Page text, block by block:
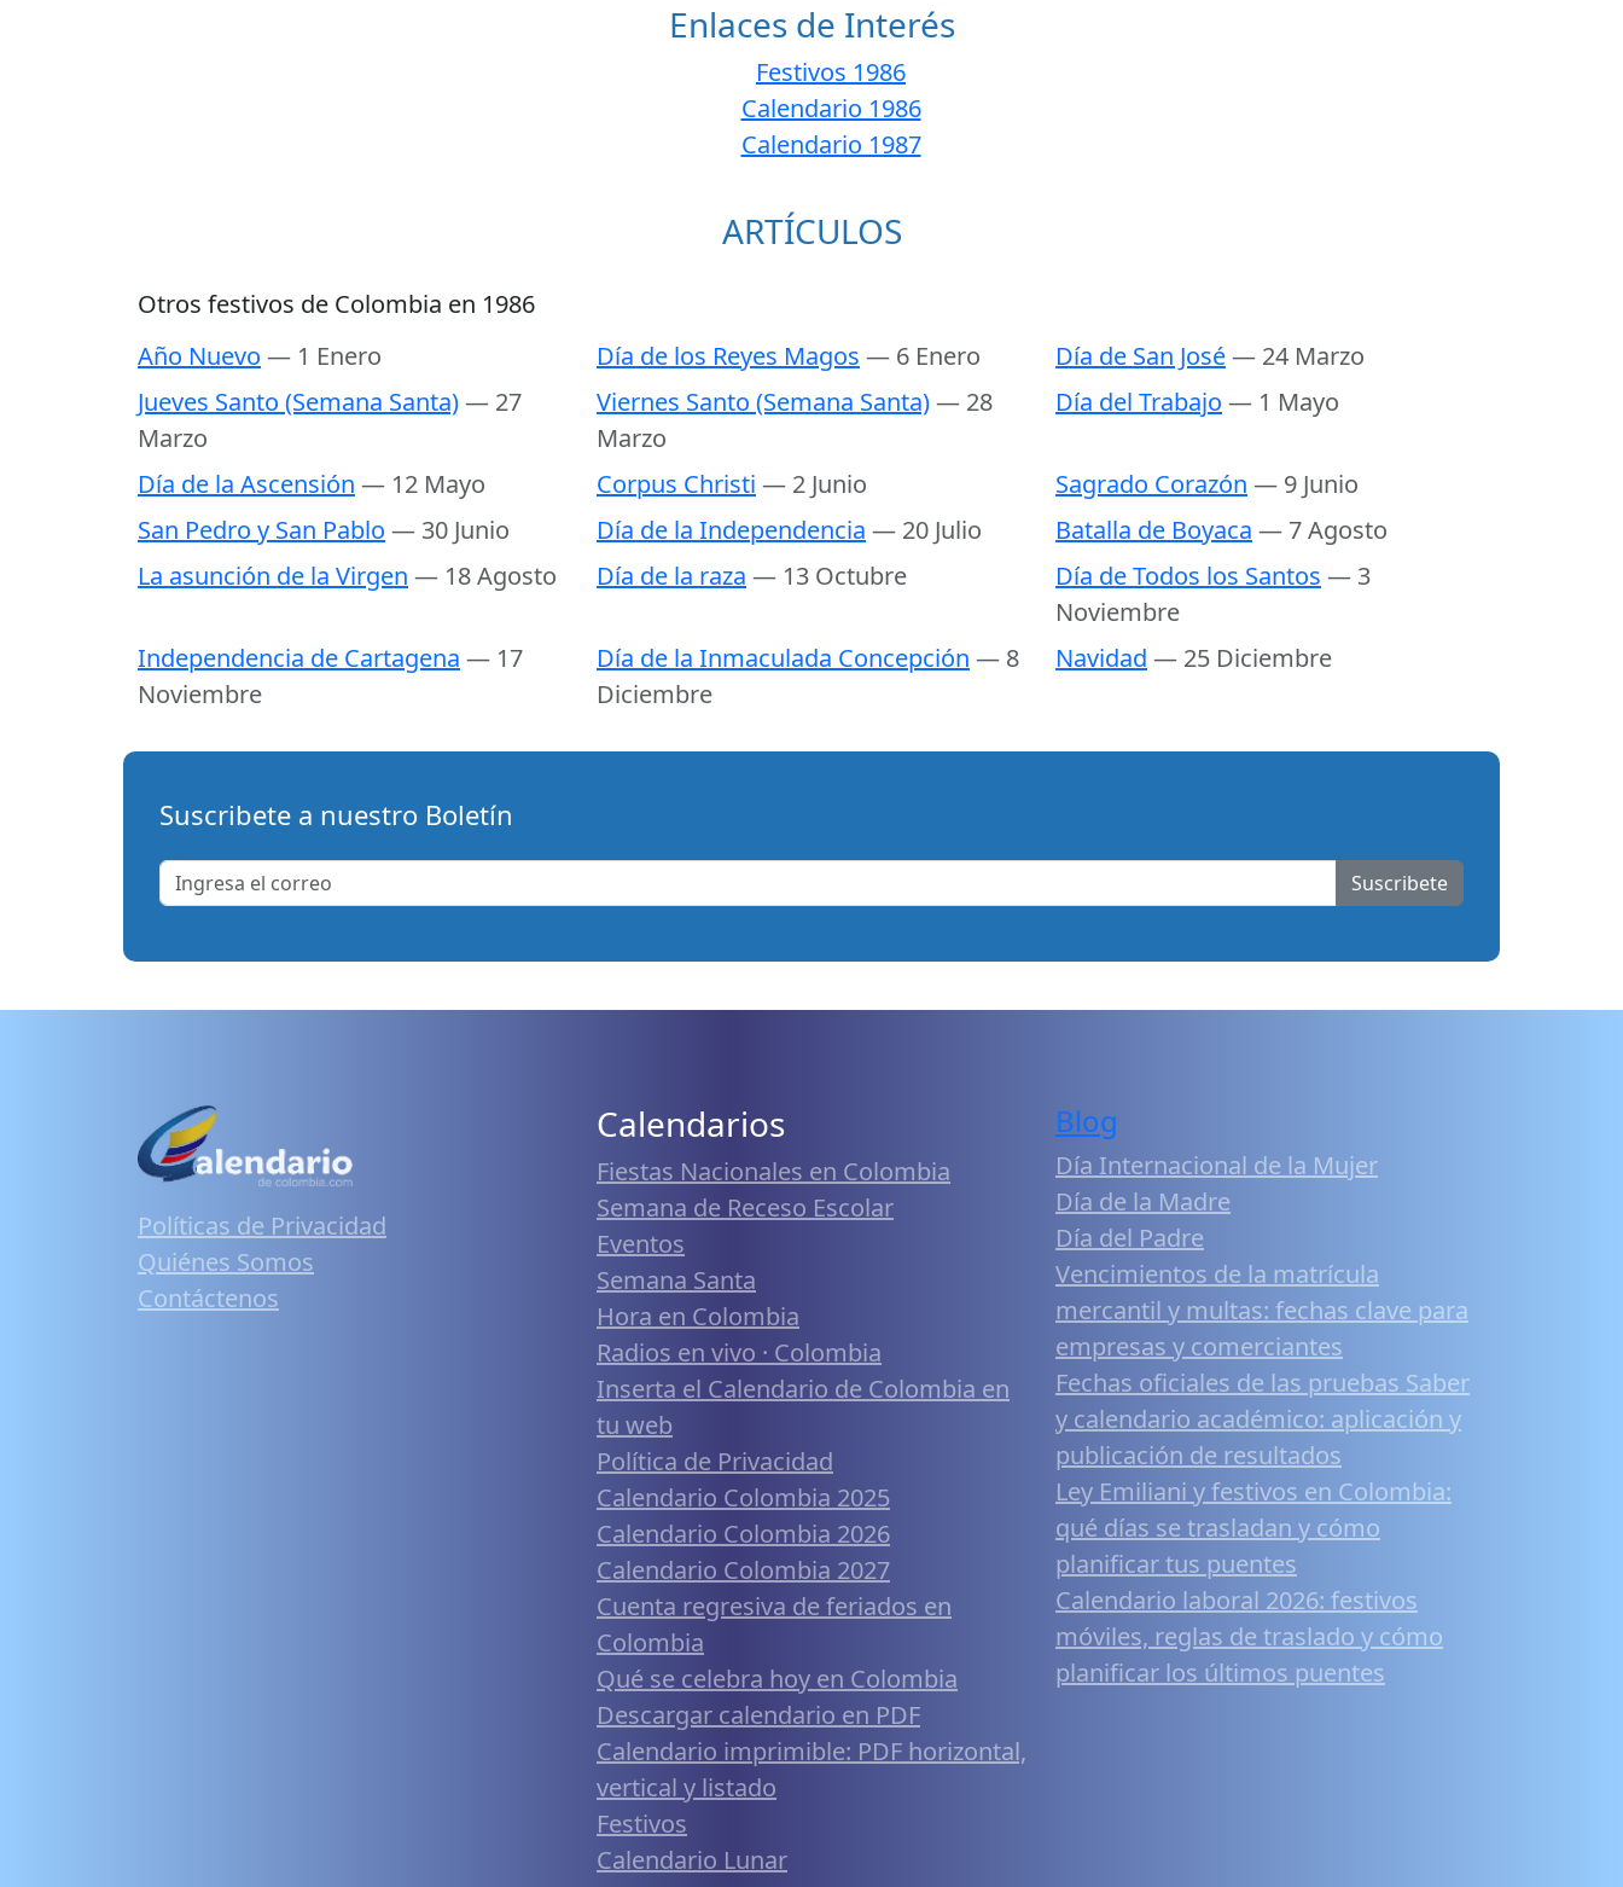
Enlaces de Interés
Festivos 1986
Calendario 1986
Calendario 1987
ARTÍCULOS
Otros festivos de Colombia en 1986
Año Nuevo — 1 Enero Día de los Reyes Magos — 6 Enero Día de San José— 24 Marzo
Jueves Santo (Semana Santa)— 27
Marzo
Viernes Santo (Semana Santa)— 28
Marzo
Día del Trabajo — 1 Mayo
Día de la Ascensión — 12 Mayo Corpus Christi — 2 Junio Sagrado Corazón — 9 Junio
San Pedro y San Pablo — 30 Junio Día de la Independencia — 20 Julio Batalla de Boyaca — 7 Agosto
La asunción de la Virgen — 18 Agosto Día de la raza — 13 Octubre Día de Todos los Santos — 3
Noviembre
Independencia de Cartagena — 17
Noviembre
Día de la Inmaculada Concepción — 8
Diciembre
Navidad — 25 Diciembre
Suscribete a nuestro Boletín
Suscribete
Políticas de Privacidad
Quiénes Somos
Contáctenos
Calendarios
Fiestas Nacionales en Colombia
Semana de Receso Escolar
Eventos
Semana Santa
Hora en Colombia
Radios en vivo · Colombia
Inserta el Calendario de Colombia en
tu web
Política de Privacidad
Calendario Colombia 2025
Calendario Colombia 2026
Calendario Colombia 2027
Cuenta regresiva de feriados en
Colombia
Qué se celebra hoy en Colombia
Descargar calendario en PDF
Calendario imprimible: PDF horizontal,
vertical y listado
Festivos
Calendario Lunar
Blog
Día Internacional de la Mujer
Día de la Madre
Día del Padre
Vencimientos de la matrícula
mercantil y multas: fechas clave para
empresas y comerciantes
Fechas oficiales de las pruebas Saber
y calendario académico: aplicación y
publicación de resultados
Ley Emiliani y festivos en Colombia:
qué días se trasladan y cómo
planificar tus puentes
Calendario laboral 2026: festivos
móviles, reglas de traslado y cómo
planificar los últimos puentes